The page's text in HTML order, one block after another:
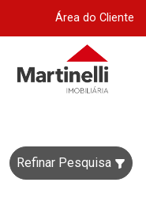
Área do Cliente
Refinar Pesquisa